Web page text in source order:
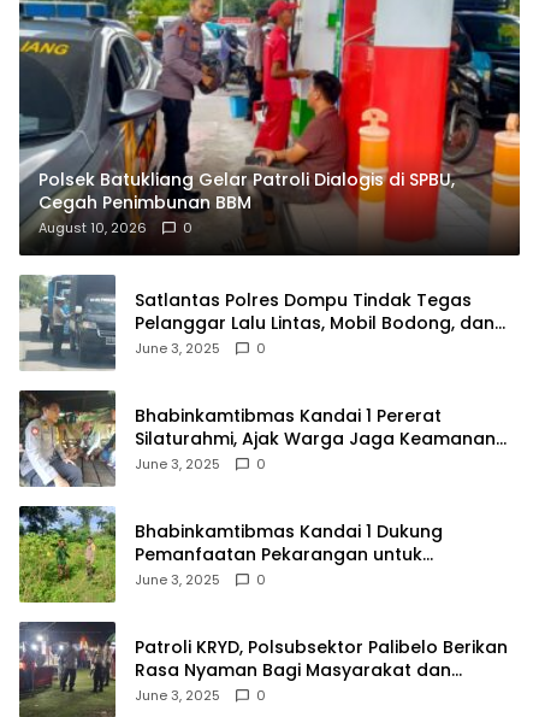
Polsek Batukliang Gelar Patroli Dialogis di SPBU,
Cegah Penimbunan BBM
August 10, 2026 0
Satlantas Polres Dompu Tindak Tegas
Pelanggar Lalu Lintas, Mobil Bodong, dan
Kendaraan Tak Bayar Pajak
June 3, 2025 0
Bhabinkamtibmas Kandai 1 Pererat
Silaturahmi, Ajak Warga Jaga Keamanan
Lingkungan
June 3, 2025 0
Bhabinkamtibmas Kandai 1 Dukung
Pemanfaatan Pekarangan untuk
Ketahanan Pangan Menuju Indonesia Emas
June 3, 2025 0
Patroli KRYD, Polsubsektor Palibelo Berikan
Rasa Nyaman Bagi Masyarakat dan
Antisipasi Aksi Menjurus Premanisme
June 3, 2025 0